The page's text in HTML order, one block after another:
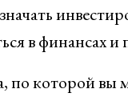
в финансах
по которой